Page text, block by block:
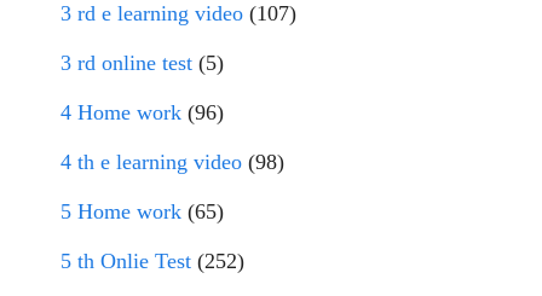
3 rd e learning video (107)
3 rd online test (5)
4 Home work (96)
4 th e learning video (98)
5 Home work (65)
5 th Onlie Test (252)